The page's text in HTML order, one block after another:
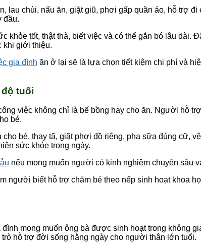
lau chùi, nấu ăn, giặt giũ, phơi gấp quần áo, hỗ trợ
đầu.
khỏe tốt, thật thà, biết việc và có thể gắn bó lâu dài.
khi giới thiệu.
gia đình ăn ở lại sẽ là lựa chọn tiết kiệm chi phí và
tuổi
việc không chỉ là bế bồng hay cho ăn. Người hỗ
bé.
bé, thay tã, giặt phơi đồ riêng, pha sữa đúng cữ,
sức khỏe trong ngày.
nếu mong muốn người có kinh nghiệm chuyên sâu
người biết hỗ trợ chăm bé theo nếp sinh hoạt khoa
mong muốn ông bà được sinh hoạt trong không
hỗ trợ đời sống hằng ngày cho người thân lớn tuổi.